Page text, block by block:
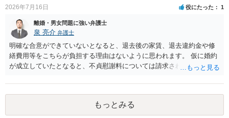
2026年7月16日 役にたった 1
離婚・男女問題に強い弁護士
泉 亮介 弁護士
明確な合意ができていないとなると、退去後の家賃、退去違約金や修
繕費用等をこちらが負担する理由はないように思われます。 仮に婚約
が成立していたとなると、不貞慰謝料については請求される可能性が
れば早めに弁護士に相談し、弁護士から回答をさせると良いでしょ
う。
もっとみる